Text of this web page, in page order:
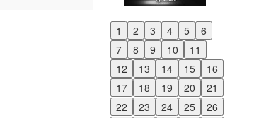
1 2 3 4 5
6
7
8 9 10
11
12
13 14 15
16
17
18 19 20
21
22
23 24 25
26
Previous
Next